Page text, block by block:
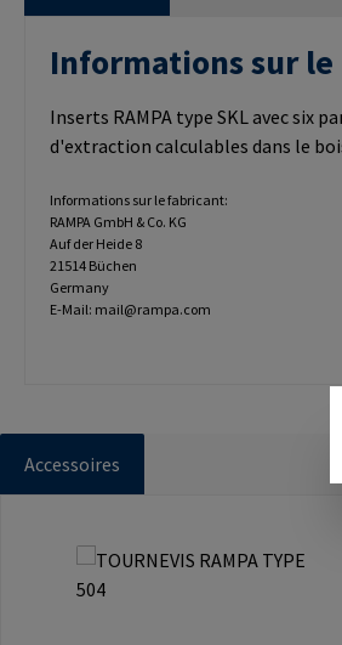
Informations sur le
Inserts RAMPA type SKL avec six
d'extraction calculables dans le
Informations sur le fabricant:
RAMPA GmbH & Co. KG
Auf der Heide 8
21514 Büchen
Germany
E-Mail: mail@rampa.com
Accessoires